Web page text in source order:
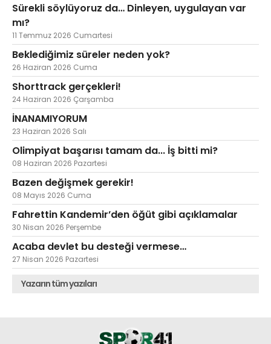
Sürekli söylüyoruz da… Dinleyen, uygulayan var
mı?
11 Temmuz 2026 Cumartesi
Beklediğimiz süreler neden yok?
26 Haziran 2026 Cuma
Shorttrack gerçekleri!
24 Haziran 2026 Çarşamba
İNANAMIYORUM
23 Haziran 2026 Salı
Olimpiyat başarısı tamam da... İş bitti mi?
08 Haziran 2026 Pazartesi
Bazen değişmek gerekir!
08 Mayıs 2026 Cuma
Fahrettin Kandemir’den öğüt gibi açıklamalar
30 Nisan 2026 Perşembe
Acaba devlet bu desteği vermese…
27 Nisan 2026 Pazartesi
Yazarın tüm yazıları